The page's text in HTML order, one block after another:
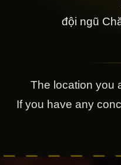
đội ngũ
The location you
If you have any